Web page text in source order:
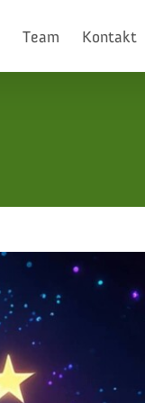
Team Kontakt